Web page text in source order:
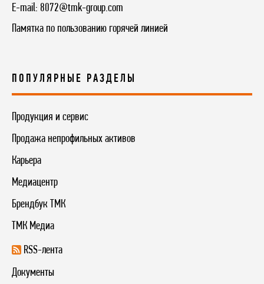
E-mail: 8072@tmk-group.com
Памятка по пользованию горячей линией
ПОПУЛЯРНЫЕ РАЗДЕЛЫ
Продукция и сервис
Продажа непрофильных активов
Карьера
Медиацентр
Брендбук ТМК
ТМК Медиа
RSS-лента
Документы